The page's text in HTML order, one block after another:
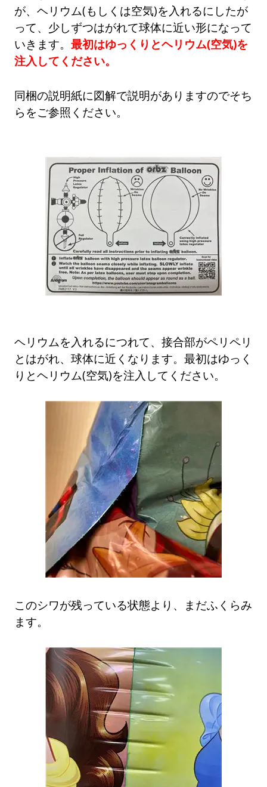
が、ヘリウム(もしくは空気)を入れるにしたが
って、少しずつはがれて球体に近い形になって
いきます。最初はゆっくりとヘリウム(空気)を
注入してください。
同梱の説明紙に図解で説明がありますのでそち
らをご参照ください。
ヘリウムを入れるにつれて、接合部がペリペリ
とはがれ、球体に近くなります。最初はゆっく
りとヘリウム(空気)を注入してください。
このシワが残っている状態より、まだふくらみ
ます。